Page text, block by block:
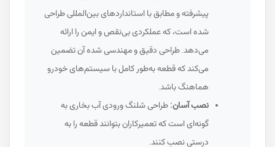
پیشرفته و مطابق با استانداردهای بین‌المللی طراحی
شده است، که عملکردی بی‌نقص و ایمن را ارائه
می‌دهد. طراحی دقیق و مهندسی شده آن تضمین
می‌کند که قطعه به‌طور کامل با سیستم‌های خودرو
هماهنگ باشد.
نصب آسان:طراحی شلنگ ورودی آب بخاری به
گونه‌ای است که تعمیرکاران بتوانند قطعه را به
درستی نصب کنند.